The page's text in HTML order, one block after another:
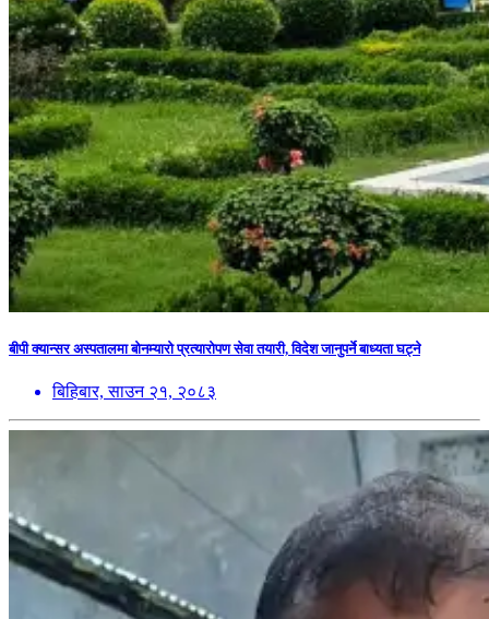
बीपी क्यान्सर अस्पतालमा बोनम्यारो प्रत्यारोपण सेवा तयारी, विदेश जानुपर्ने बाध्यता घट्ने
बिहिबार, साउन २१, २०८३